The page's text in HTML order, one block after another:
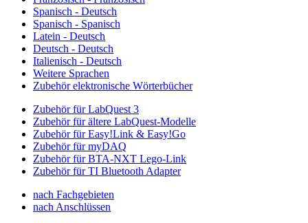
Spanisch - Deutsch
Spanisch - Spanisch
Latein - Deutsch
Deutsch - Deutsch
Italienisch - Deutsch
Weitere Sprachen
Zubehör elektronische Wörterbücher
Zubehör für LabQuest 3
Zubehör für ältere LabQuest-Modelle
Zubehör für Easy!Link & Easy!Go
Zubehör für myDAQ
Zubehör für BTA-NXT Lego-Link
Zubehör für TI Bluetooth Adapter
nach Fachgebieten
nach Anschlüssen